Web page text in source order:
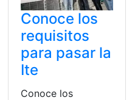
Conoce los
requisitos
para pasar la
Ite
Conoce los